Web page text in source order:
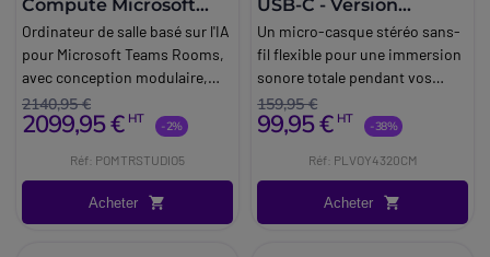
Compute Microsoft
Teams Rooms
Ordinateur de salle basé sur l'IA
pour Microsoft Teams Rooms,
avec conception modulaire,
processeur Intel® Core™ Ultra 5,
Windows 11 IoT Enterprise et
2140,95 €
2099,95 € HT -2%
Réf: POMTRSTUDIO5
Acheter
USB-C - Version
Microsoft Teams
Un micro-casque stéréo sans-
fil flexible pour une immersion
sonore totale pendant vos
réunions à distance.
159,95 €
99,95 € HT -38%
Réf: PLVOY4320CM
Acheter